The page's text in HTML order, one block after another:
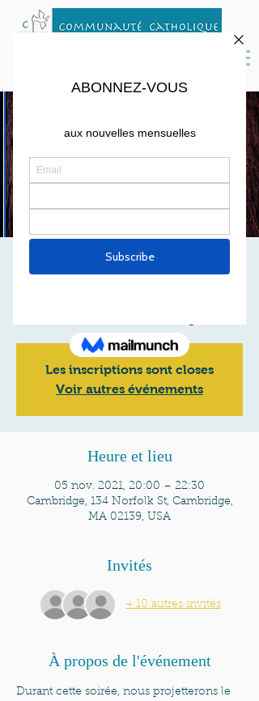
Soirée Film et
Les inscriptions sont closes
Voir autres événements
Heure et lieu
05 nov. 2021, 20:00 – 22:30
Cambridge, 134 Norfolk St, Cambridge,
MA 02139, USA
Invités
+ 10 autres invités
À propos de l'événement
Durant cette soirée, nous projetterons le